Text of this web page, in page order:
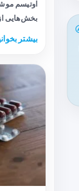
اوتیسم
بخش‌هایی
بیشتر